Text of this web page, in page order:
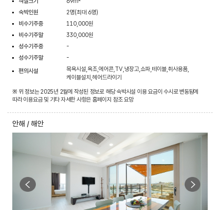
숙박인원
2명(최대 6명)
비수기주중
110,000원
비수기주말
330,000원
성수기주중
-
성수기주말
-
편의시설
목욕시설,욕조,에어콘,TV,냉장고,쇼파,테이블,취사용품,
케이블설치,헤어드라이기
※ 위 정보는 2025년 2월에 작성된 정보로 해당 숙박시설 이용 요금이 수시로 변동됨에
따라 이용요금 및 기타 자세한 사항은 홈페이지 참조 요망
안해 / 해안